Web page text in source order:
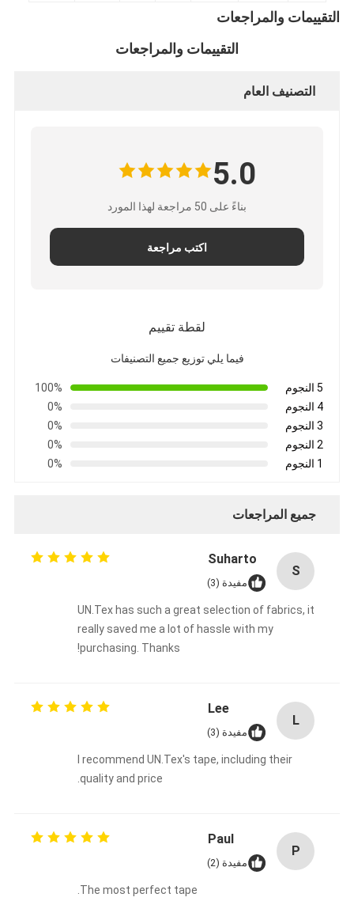
منتجات
معلومات عنا
اتصل بنا
التقييمات والمراجعات
التقييمات والمراجعات
التصنيف العام
5.0
بناءً على 50 مراجعة لهذا المورد
اكتب مراجعة
لقطة تقييم
فيما يلي توزيع جميع التصنيفات
5 النجوم
100%
4 النجوم
0%
3 النجوم
0%
2 النجوم
0%
1 النجوم
0%
جميع المراجعات
S
Suharto
مفيدة (3)
UN.Tex has such a great selection of fabrics, it
really saved me a lot of hassle with my
purchasing. Thanks!
L
Lee
مفيدة (3)
I recommend UN.Tex's tape, including their
quality and price.
P
Paul
مفيدة (2)
The most perfect tape.